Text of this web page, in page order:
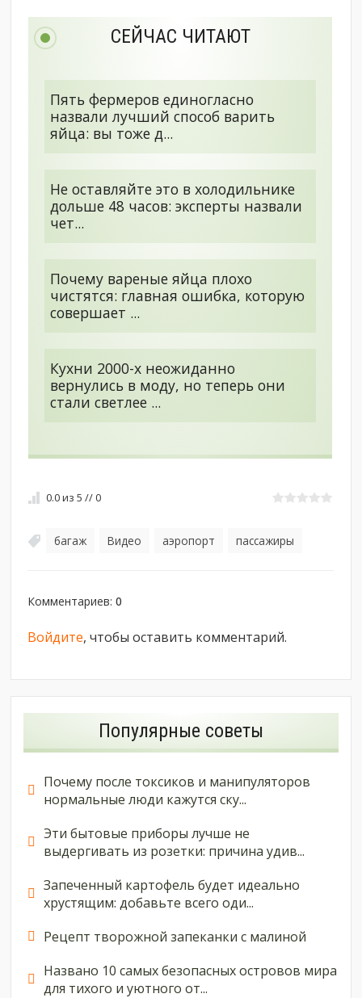
СЕЙЧАС ЧИТАЮТ
Пять фермеров единогласно
назвали лучший способ варить
яйца: вы тоже д...
Не оставляйте это в холодильнике
дольше 48 часов: эксперты назвали
чет...
Почему вареные яйца плохо
чистятся: главная ошибка, которую
совершает ...
Кухни 2000-х неожиданно
вернулись в моду, но теперь они
стали светлее ...
0.0из5 // 0
багаж Видео аэропорт пассажиры
Комментариев:0
Войдите, чтобы оставить комментарий.
Популярные советы
Почему после токсиков и манипуляторов
нормальные люди кажутся ску...
Эти бытовые приборы лучше не
выдергивать из розетки: причина удив...
Запеченный картофель будет идеально
хрустящим: добавьте всего оди...
Рецепт творожной запеканки с малиной
Названо 10 самых безопасных островов мира
для тихого и уютного от...